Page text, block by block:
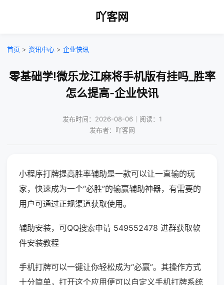
吖客网
首页 > 资讯中心 > 企业快讯
零基础学!微乐龙江麻将手机版有挂吗_胜率
怎么提高-企业快讯
发布时间：2026-08-06｜阅读：1
发布者：吖客网
小程序打牌提高胜率辅助是一款可以让一直输的玩
家，快速成为一个“必胜”的输赢辅助神器，有需要的
用户可通过正规渠道获取使用。
辅助安装，可QQ搜索申请 549552478 进群获取软
件安装教程
手机打牌可以一键让你轻松成为“必赢”。其操作方式
十分简单，打开这个应用便可以自定义手机打牌系统